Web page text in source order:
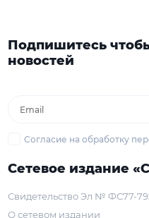
Подпишитесь
новостей
Согласие на обработку
Сетевое издание
Свидетельство Эл № ФС77-
О сетевом издании